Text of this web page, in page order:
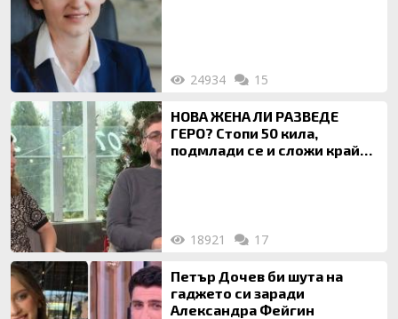
24934 15
НОВА ЖЕНА ЛИ РАЗВЕДЕ
ГЕРО? Стопи 50 кила,
подмлади се и сложи край
18921 17
Петър Дочев би шута на
гаджето си заради
Александра Фейгин